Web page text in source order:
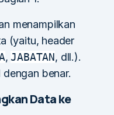
menampilkan
(yaitu, header
, JABATAN, dll.).
benar.
Data ke